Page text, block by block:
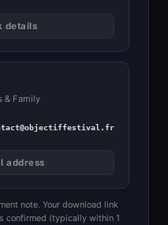
details
& Family
address
note. Your download link
confirmed (typically within 1